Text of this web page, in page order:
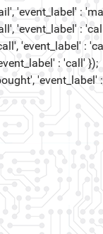
'event_label' :
'event_label' :
'event_label' :
: 'call' });
'event_label' :